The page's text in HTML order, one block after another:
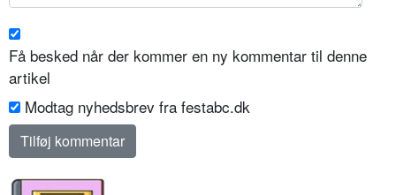
Få besked når der kommer en ny kommentar til denne
artikel
Modtag nyhedsbrev fra festabc.dk